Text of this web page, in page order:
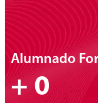
Alumnado
+ 0